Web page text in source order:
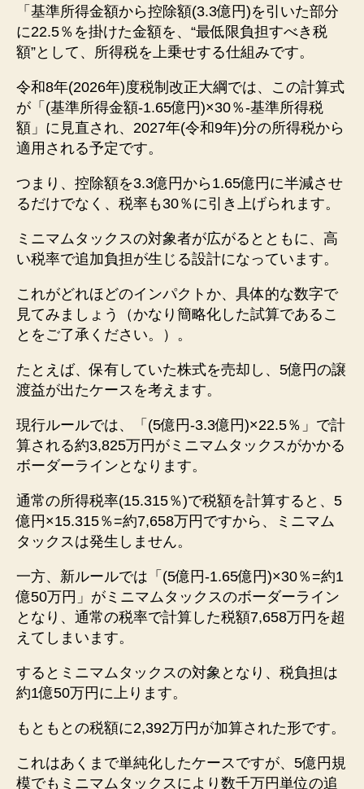
「基準所得金額から控除額(3.3億円)を引いた部分
に22.5％を掛けた金額を、“最低限負担すべき税
額”として、所得税を上乗せする仕組みです。
令和8年(2026年)度税制改正大綱では、この計算式
が「(基準所得金額-1.65億円)×30％-基準所得税
額」に見直され、2027年(令和9年)分の所得税から
適用される予定です。
つまり、控除額を3.3億円から1.65億円に半減させ
るだけでなく、税率も30％に引き上げられます。
ミニマムタックスの対象者が広がるとともに、高
い税率で追加負担が生じる設計になっています。
これがどれほどのインパクトか、具体的な数字で
見てみましょう（かなり簡略化した試算であるこ
とをご了承ください。）。
たとえば、保有していた株式を売却し、5億円の譲
渡益が出たケースを考えます。
現行ルールでは、「(5億円-3.3億円)×22.5％」で計
算される約3,825万円がミニマムタックスがかかる
ボーダーラインとなります。
通常の所得税率(15.315％)で税額を計算すると、5
億円×15.315％=約7,658万円ですから、ミニマム
タックスは発生しません。
一方、新ルールでは「(5億円-1.65億円)×30％=約1
億50万円」がミニマムタックスのボーダーライン
となり、通常の税率で計算した税額7,658万円を超
えてしまいます。
するとミニマムタックスの対象となり、税負担は
約1億50万円に上ります。
もともとの税額に2,392万円が加算された形です。
これはあくまで単純化したケースですが、5億円規
模でもミニマムタックスにより数千万円単位の追